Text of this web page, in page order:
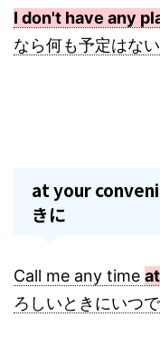
I don't have any
なら何も予定はな
at your
きに
Call me any time
ろしいときにいつ